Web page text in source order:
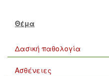
Θέμα
Δασική παθολογία
Ασθένειες